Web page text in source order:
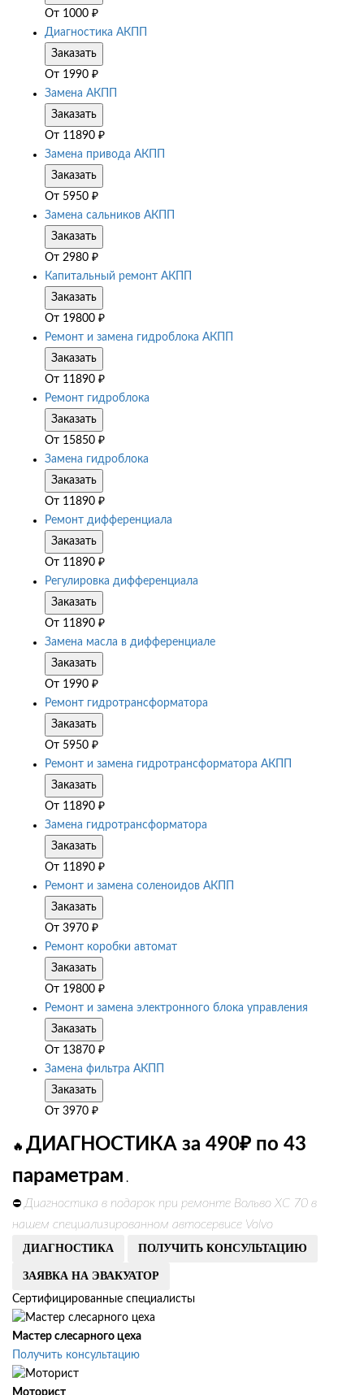
От 1000 ₽
Диагностика АКПП
Заказать
От 1990 ₽
Замена АКПП
Заказать
От 11890 ₽
Замена привода АКПП
Заказать
От 5950 ₽
Замена сальников АКПП
Заказать
От 2980 ₽
Капитальный ремонт АКПП
Заказать
От 19800 ₽
Ремонт и замена гидроблока АКПП
Заказать
От 11890 ₽
Ремонт гидроблока
Заказать
От 15850 ₽
Замена гидроблока
Заказать
От 11890 ₽
Ремонт дифференциала
Заказать
От 11890 ₽
Регулировка дифференциала
Заказать
От 11890 ₽
Замена масла в дифференциале
Заказать
От 1990 ₽
Ремонт гидротрансформатора
Заказать
От 5950 ₽
Ремонт и замена гидротрансформатора АКПП
Заказать
От 11890 ₽
Замена гидротрансформатора
Заказать
От 11890 ₽
Ремонт и замена соленоидов АКПП
Заказать
От 3970 ₽
Ремонт коробки автомат
Заказать
От 19800 ₽
Ремонт и замена электронного блока управления
Заказать
От 13870 ₽
Замена фильтра АКПП
Заказать
От 3970 ₽
🔥 ДИАГНОСТИКА за 490₽ по 43
параметрам .
⛔ Диагностика в подарок при ремонте Вольво ХС 70 в
нашем специализированном автосервисе Volvo
ДИАГНОСТИКА ПОЛУЧИТЬ КОНСУЛЬТАЦИЮ
ЗАЯВКА НА ЭВАКУАТОР
Сертифицированные специалисты
Мастер слесарного цеха
Получить консультацию
Моторист